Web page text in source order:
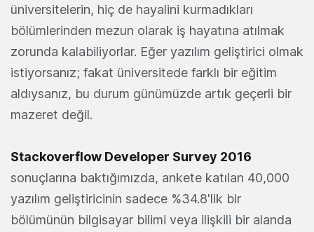
üniversitelerin, hiç de hayalini kurmadıkları
bölümlerinden mezun olarak iş hayatına atılmak
zorunda kalabiliyorlar. Eğer yazılım geliştirici olmak
istiyorsanız; fakat üniversitede farklı bir eğitim
aldıysanız, bu durum günümüzde artık geçerli bir
mazeret değil.
Stackoverflow Developer Survey 2016
sonuçlarına baktığımızda, ankete katılan 40,000
yazılım geliştiricinin sadece %34.8'lik bir
bölümünün bilgisayar bilimi veya ilişkili bir alanda